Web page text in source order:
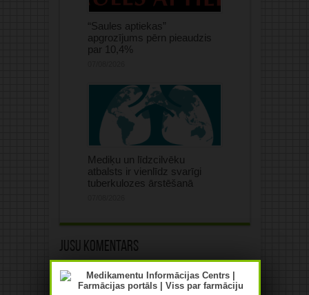
“Saules aptiekas”
apgrozījums pērn pieaudzis
par 10,4%
Mediķu un līdzcilvēku
atbalsts ir vienlīdz svarīgi
tuberkulozes ārstēšanā
Jūsu komentārs
Jūsu e-pasta adrese netiks
publicēta.Atzīmētie lauki ir obligāti *